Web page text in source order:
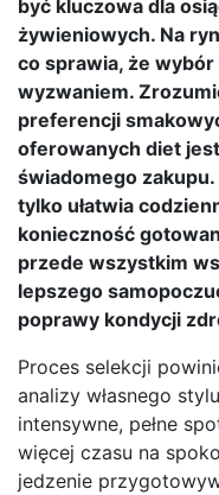
być kluczowa dla
żywieniowych. Na
co sprawia, że
wyzwaniem.
preferencji
oferowanych diet
świadomego
tylko ułatwia
konieczność
przede wszystkim
lepszego
poprawy kondycji
Proces selekcji
analizy własnego
intensywne, pełne
więcej czasu na
jedzenie